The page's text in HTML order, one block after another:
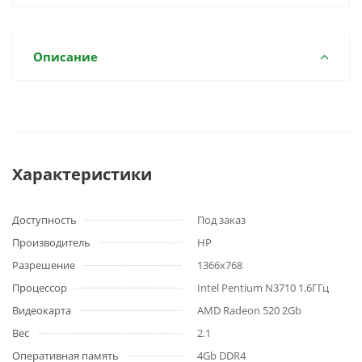
Описание
Характеристики
Доступность
Под заказ
Производитель
HP
Разрешение
1366x768
Процессор
Intel Pentium N3710 1.6ГГц
Видеокарта
AMD Radeon 520 2Gb
Вес
2.1
Оперативная память
4Gb DDR4